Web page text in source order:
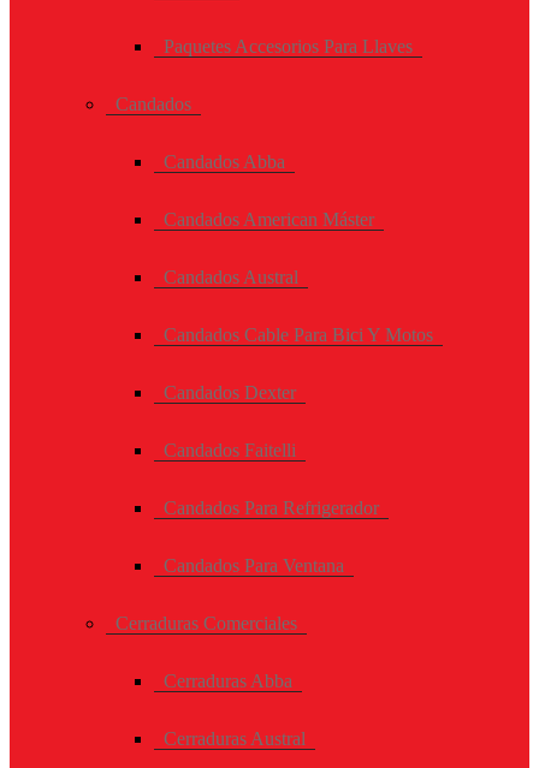
Paquetes Accesorios Para Llaves
Candados
Candados Abba
Candados American Máster
Candados Austral
Candados Cable Para Bici Y Motos
Candados Dexter
Candados Faitelli
Candados Para Refrigerador
Candados Para Ventana
Cerraduras Comerciales
Cerraduras Abba
Cerraduras Austral